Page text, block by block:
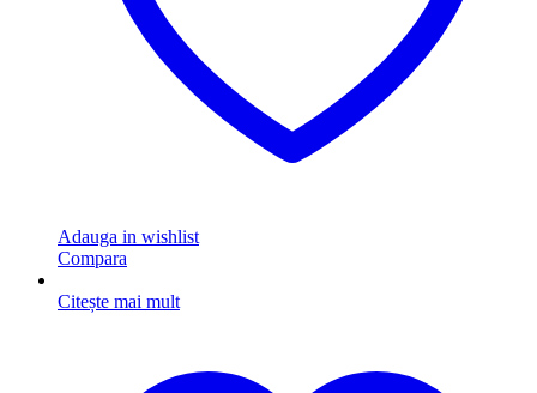
Adauga in wishlist
Compara
Citește mai mult